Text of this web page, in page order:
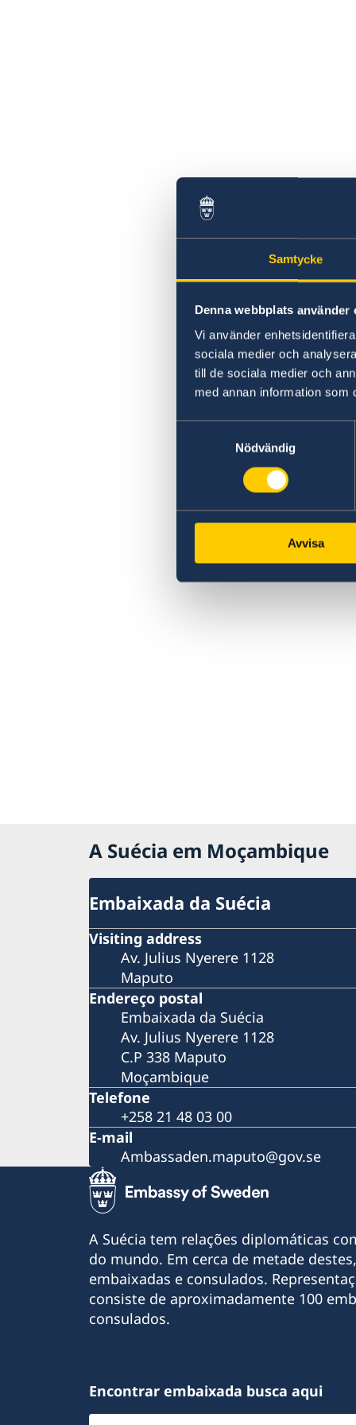
Samtycke
Denna webbplats använder
Vi använder
sociala medier och
till de sociala medier och
med annan information som
Nödvändig
Avvisa
A Suécia em Moçambique
Embaixada da Suécia
Visiting address
Av. Julius Nyerere 1128
Maputo
Endereço postal
Embaixada da Suécia
Av. Julius Nyerere 1128
C.P 338 Maputo
Moçambique
Telefone
+258 21 48 03 00
E-mail
Ambassaden.maputo@gov.se
A Suécia tem relações diplomáticas
do mundo. Em cerca de metade
embaixadas e consulados.
consiste de aproximadamente 100
consulados.
Encontrar embaixada busca aqui